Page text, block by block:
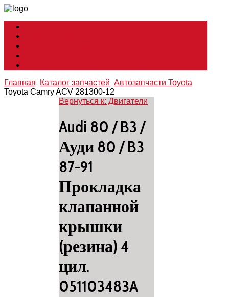
Главная Каталог запчастей Автозапчасти Toyota
Toyota Camry ACV 281300-12
Вернуться к: Двигатели
Audi 80 / B3 /
Ауди 80 / B3
87-91
Прокладка
клапанной
крышки
(резина) 4
цил.
051103483A